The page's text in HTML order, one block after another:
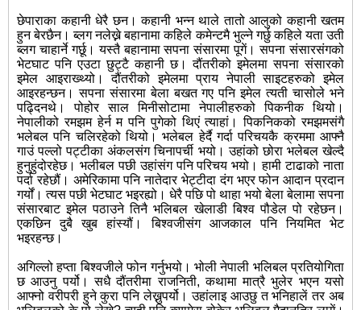
छेपाराका कहानी धेरै छन। कहानी भन्न थाले तातो आलुको कहानी खतम
हुन बेरछैन। ब्लग नलेख्ने बहानामा कहिले कमेन्टमै भुल्ने गर्छु कहिले यता उती
ब्लग चाहार्ने गर्छू। यस्तै बहानामा सपना संसारमा पूगें। सपना संसारसंगको
भेटघाट पनि एउटा छुट्टै कहानी छ। दौंतरीको इमेलमा सपना संसारको
इमेल आइराख्थ्यो। दौंतरीको इमेलमा प्राय नेपाली साइटहरुको इमेल
आइरहन्छन। सपना संसारमा बेला बखत गए पनि इमेल त्यती चासोले भने
पढ्दिनथे। पोहोर साल मिनीसोटामा नेपालीहरुको पिकनीक थियो।
नेपालीको रमझम हेर्न म पनि पुगेको थिएं त्याहां। पिकनिकको रमझमसंगै
भलेबल पनि चलिरहेको थियो। भलेबल हेर्दै गर्दा परिचयकै क्रममा आफ्नै
गाउं पल्लो पट्टीका अंकलसंग चिनापर्ची भयो। उहांको छोरा भलेबल खेल्दै
हुनुहुंदोरहेछ। भलीबल पछी उहांसंग पनि परिचय भयो। हामी टाढाको नाता
पर्दा रहेछौं। अमेरिकामा पनि नातेदार भेट्टीदा दंग भएर फोन आदान प्रदान
गर्यों। त्यस पछी भेटघाट भइरह्यो। धेरै पछि पो थाहा भयो बेला बेलामा सपना
संसारबाट इमेल पठाउने तिनै भलिबल खेलाडी बिश्व पौडेल पो रहेछन।
एकछिन दुबै खुब हांस्यौं। बिश्वजीसंग आजकाल पनि नियमित भेट
भइरहन्छ।
अगिल्लो हप्ता बिश्वजीले फोन गर्नुभयो। भोली नेपाली भलिबल प्रतियोगिता
छ आउनु पर्यो। सधै दौंतरीमा राजनिती, कथामा मात्रै भुलेर भएन यसो
आफ्नो वरीपरी हुने कुरा पनि लेख्नुपर्यो। उहांलाइ आउछु त भनिहालें तर अब